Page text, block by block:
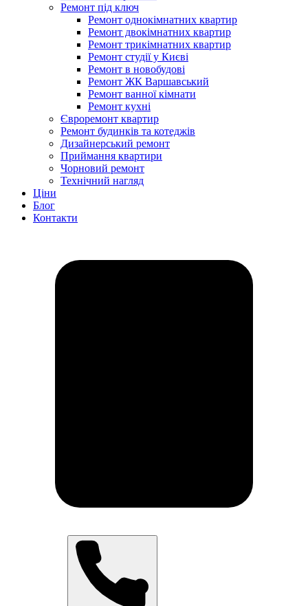
Ремонт під ключ
Ремонт однокімнатних квартир
Ремонт двокімнатних квартир
Ремонт трикімнатних квартир
Ремонт студії у Києві
Ремонт в новобудові
Ремонт ЖК Варшавський
Ремонт ванної кімнати
Ремонт кухні
Євроремонт квартир
Ремонт будинків та котеджів
Дизайнерський ремонт
Приймання квартири
Чорновий ремонт
Технічний нагляд
Ціни
Блог
Контакти